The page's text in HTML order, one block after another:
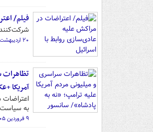
فیلم/
۲۰ اردیبهشت ۰۵ - ۱۳:۰۰
تظاهرات
آمریکا
به
۹ فروردین ۰۵ - ۰۴:۲۲